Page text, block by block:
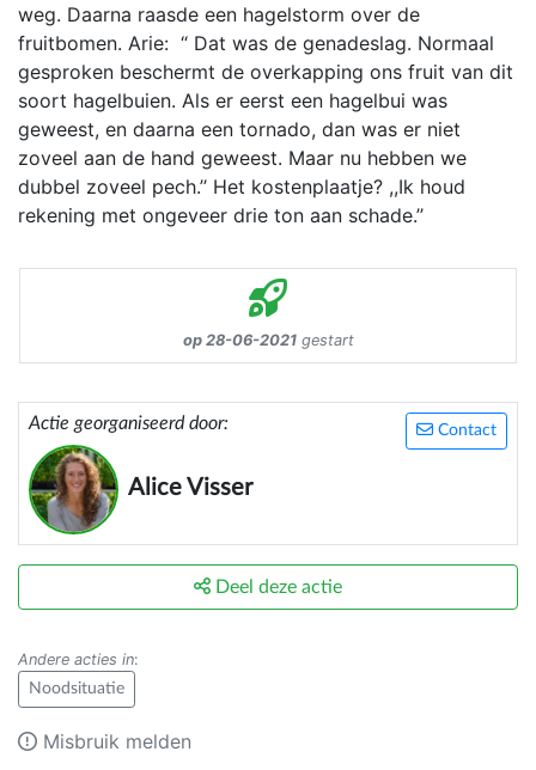
weg. Daarna raasde een hagelstorm over de
fruitbomen. Arie: “ Dat was de genadeslag. Normaal
gesproken beschermt de overkapping ons fruit van dit
soort hagelbuien. Als er eerst een hagelbui was
geweest, en daarna een tornado, dan was er niet
zoveel aan de hand geweest. Maar nu hebben we
dubbel zoveel pech.’’ Het kostenplaatje? ,,Ik houd
rekening met ongeveer drie ton aan schade.’’
op 28-06-2021gestart
Contact
Actie georganiseerd door:
Alice Visser
Deel deze actie
Andere acties in:
Noodsituatie
Misbruik melden